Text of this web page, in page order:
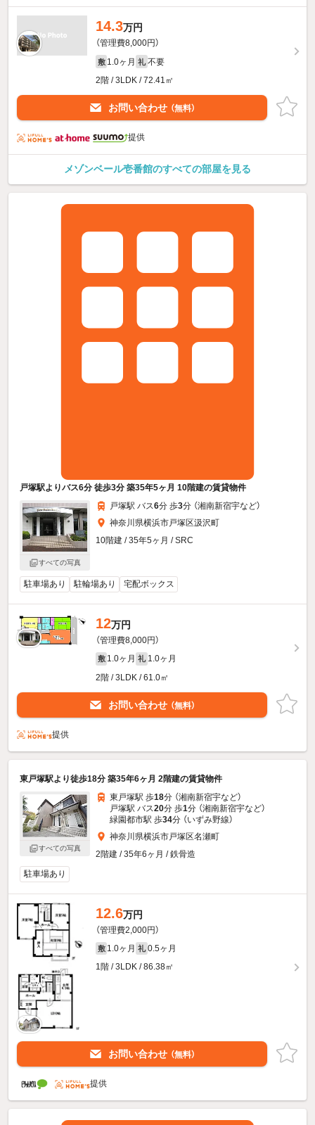
14.3万円
（管理費8,000円）
敷 1.0ヶ月 礼 不要
2階 / 3LDK / 72.41㎡
お問い合わせ （無料）
提供
メゾンベール壱番館のすべての部屋を見る
戸塚駅よりバス6分 徒歩3分 築35年5ヶ月 10階建の賃貸物件
すべての写真
戸塚駅 バス6分 歩3分 （湘南新宿宇など）
神奈川県横浜市戸塚区汲沢町
10階建 / 35年5ヶ月 / SRC
駐車場あり 駐輪場あり 宅配ボックス
12万円
（管理費8,000円）
敷 1.0ヶ月 礼 1.0ヶ月
2階 / 3LDK / 61.0㎡
お問い合わせ （無料）
提供
東戸塚駅より徒歩18分 築35年6ヶ月 2階建の賃貸物件
すべての写真
東戸塚駅 歩18分 （湘南新宿宇など）
戸塚駅 バス20分 歩1分 （湘南新宿宇など）
緑園都市駅 歩34分 （いずみ野線）
神奈川県横浜市戸塚区名瀬町
2階建 / 35年6ヶ月 / 鉄骨造
駐車場あり
12.6万円
（管理費2,000円）
敷 1.0ヶ月 礼 0.5ヶ月
1階 / 3LDK / 86.38㎡
お問い合わせ （無料）
提供